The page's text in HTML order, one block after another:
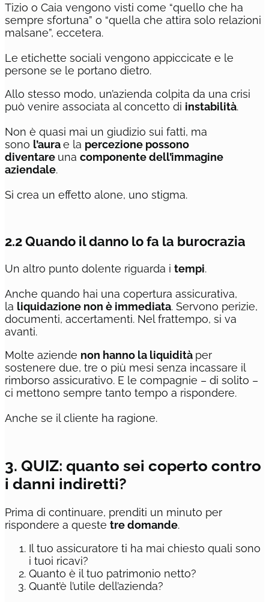
Tizio o Caia vengono visti come “quello che ha
sempre sfortuna” o “quella che attira solo relazioni
malsane”, eccetera.
Le etichette sociali vengono appiccicate e le
persone se le portano dietro.
Allo stesso modo, un’azienda colpita da una crisi
può venire associata al concetto di instabilità.
Non è quasi mai un giudizio sui fatti, ma
sono l’aurae la percezione possono
diventare una componente dell’immagine
aziendale.
Si crea un effetto alone, uno stigma.
2.2 Quando il danno lo fa la burocrazia
Un altro punto dolente riguarda i tempi.
Anche quando hai una copertura assicurativa,
la liquidazione non è immediata. Servono perizie,
documenti, accertamenti. Nel frattempo, si va
avanti.
Molte aziende non hanno la liquidità per
sostenere due, tre o più mesi senza incassare il
rimborso assicurativo. E le compagnie – di solito –
ci mettono sempre tanto tempo a rispondere.
Anche se il cliente ha ragione.
3. QUIZ: quanto sei coperto contro
i danni indiretti?
Prima di continuare, prenditi un minuto per
rispondere a queste tre domande.
Il tuo assicuratore ti ha mai chiesto quali sono
i tuoi ricavi?
Quanto è il tuo patrimonio netto?
Quant’è l’utile dell’azienda?